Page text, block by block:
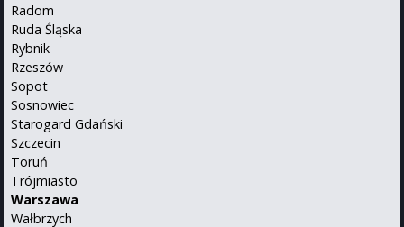
Radom
Ruda Śląska
Rybnik
Rzeszów
Sopot
Sosnowiec
Starogard Gdański
Szczecin
Toruń
Trójmiasto
Warszawa
Wałbrzych